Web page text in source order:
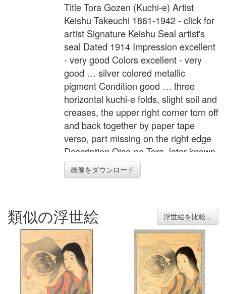
Title Tora Gozen (Kuchi-e) Artist
Keishu Takeuchi 1861-1942 - click for
artist Signature Keishu Seal artist's
seal Dated 1914 Impression excellent
- very good Colors excellent - very
good … silver colored metallic
pigment Condition good … three
horizontal kuchi-e folds, slight soil and
creases, the upper right corner torn off
and back together by paper tape
verso, part missing on the right edge
Description Oiso-no-Tora, later known
as Tora Gozen. Width 8.7 inches =
22.0 cm Height 11.4 inches = 29.0 cm
画像をダウンロード
類似の浮世絵 浮世絵を比較...